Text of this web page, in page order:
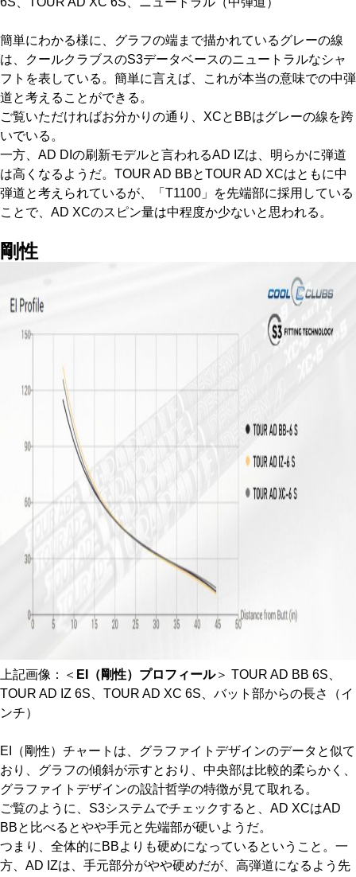
簡単にわかる様に、グラフの端まで描かれているグレーの線
は、クールクラブスのS3データベースのニュートラルなシャ
フトを表している。簡単に言えば、これが本当の意味での中弾
道と考えることができる。
ご覧いただければお分かりの通り、XCとBBはグレーの線を跨
いでいる。
一方、AD DIの刷新モデルと言われるAD IZは、明らかに弾道
は高くなるようだ。TOUR AD BBとTOUR AD XCはともに中
弾道と考えられているが、「T1100」を先端部に採用している
ことで、AD XCのスピン量は中程度か少ないと思われる。
剛性
上記画像：＜ EI（剛性）プロフィール＞ TOUR AD BB 6S、
TOUR AD IZ 6S、TOUR AD XC 6S、バット部からの長さ（イ
ンチ）
EI（剛性）チャートは、グラファイトデザインのデータと似て
おり、グラフの傾斜が示すとおり、中央部は比較的柔らかく、
グラファイトデザインの設計哲学の特徴が見て取れる。
ご覧のように、S3システムでチェックすると、AD XCはAD
BBと比べるとやや手元と先端部が硬いようだ。
つまり、全体的にBBよりも硬めになっているということ。一
方、AD IZは、手元部分がやや硬めだが、高弾道になるよう先